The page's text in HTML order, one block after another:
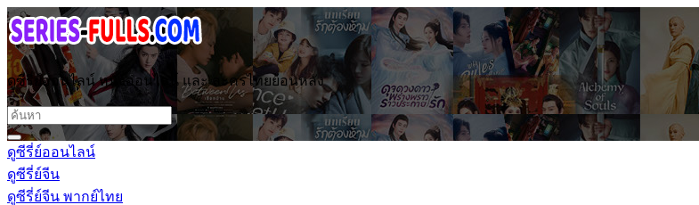
ดูซีรี่ย์ออนไลน์ หนังออนไลน์ และ ละครไทยย้อนหลัง
ดูซีรี่ย์ออนไลน์
ดูซีรี่ย์จีน
ดูซีรี่ย์จีน พากย์ไทย